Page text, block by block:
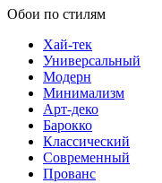
Обои по стилям
Хай-тек
Универсальный
Модерн
Минимализм
Арт-деко
Барокко
Классический
Современный
Прованс